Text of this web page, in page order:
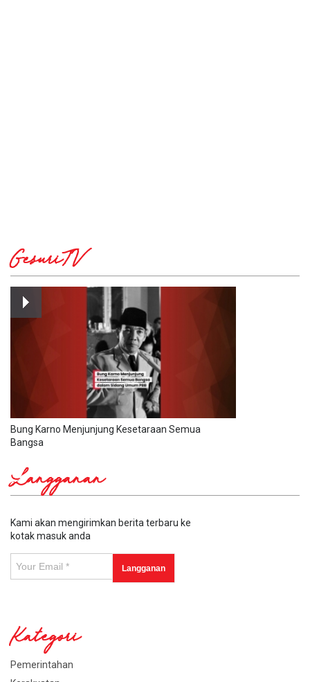
GesuriTV
Bung Karno Menjunjung Kesetaraan Semua
Bangsa
Langganan
Kami akan mengirimkan berita terbaru ke
kotak masuk anda
Kategori
Pemerintahan